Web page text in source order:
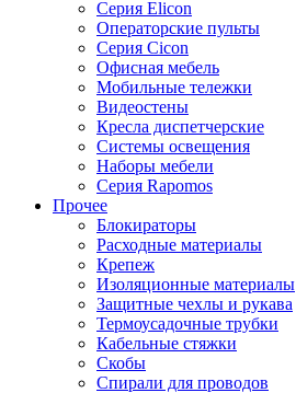
Серия Elicon
Операторские пульты
Серия Cicon
Офисная мебель
Мобильные тележки
Видеостены
Кресла диспетчерские
Системы освещения
Наборы мебели
Серия Rapomos
Прочее
Блокираторы
Расходные материалы
Крепеж
Изоляционные материалы
Защитные чехлы и рукава
Термоусадочные трубки
Кабельные стяжки
Скобы
Спирали для проводов